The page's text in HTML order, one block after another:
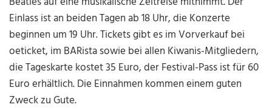
Einlass ist an beiden Tagen ab 18 Uhr, die Konzerte
beginnen um 19 Uhr. Tickets gibt es im Vorverkauf bei
oeticket, im BARista sowie bei allen Kiwanis-Mitgliedern,
die Tageskarte kostet 35 Euro, der Festival-Pass ist für 60
Euro erhältlich. Die Einnahmen kommen einem guten
Zweck zu Gute.